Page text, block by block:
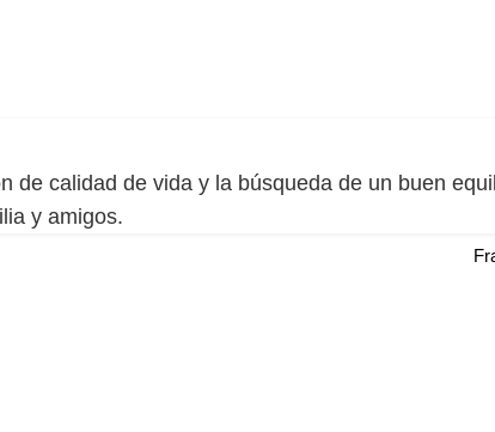
de calidad de vida y la búsqueda de un buen
y amigos.